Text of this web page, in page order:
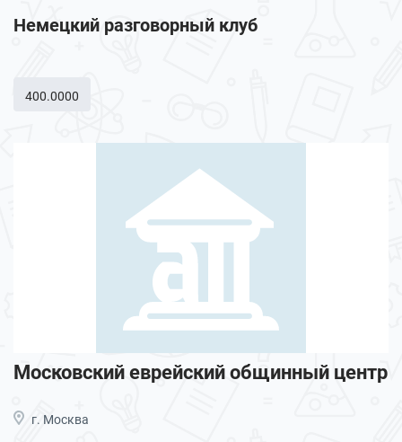
Немецкий разговорный клуб
400.0000
Московский еврейский общинный центр
г. Москва